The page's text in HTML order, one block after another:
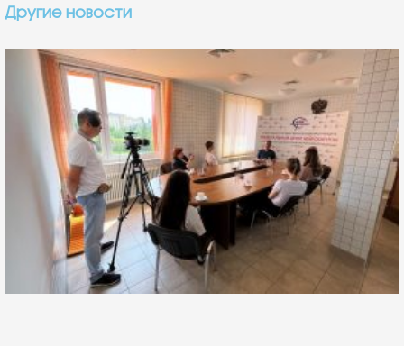
Другие новости